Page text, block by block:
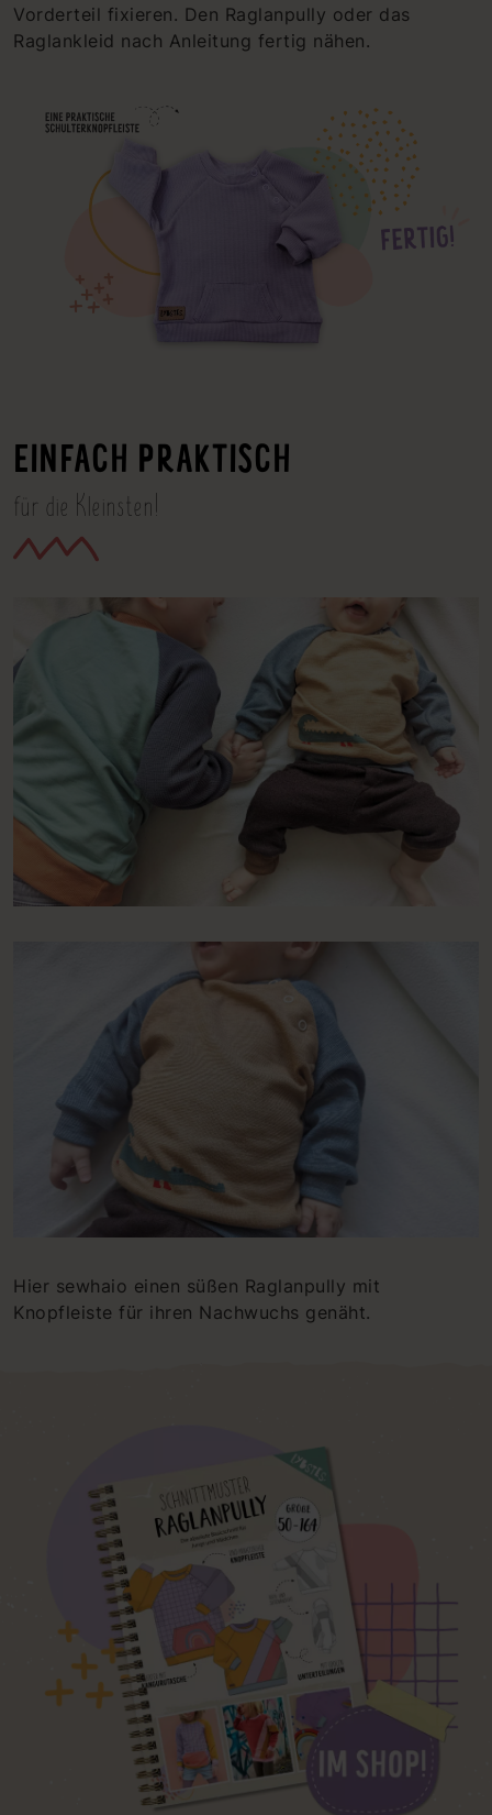
Vorderteil fixieren. Den Raglanpully oder das
Raglankleid nach Anleitung fertig nähen.
EINFACH PRAKTISCH
für die Kleinsten!
Hier sewhaio einen süßen Raglanpully mit
Knopfleiste für ihren Nachwuchs genäht.